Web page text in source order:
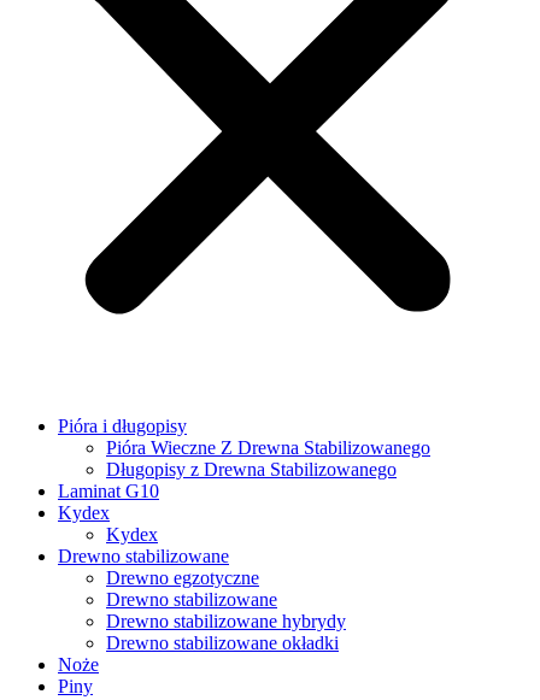
Pióra i długopisy
Pióra Wieczne Z Drewna Stabilizowanego
Długopisy z Drewna Stabilizowanego
Laminat G10
Kydex
Kydex
Drewno stabilizowane
Drewno egzotyczne
Drewno stabilizowane
Drewno stabilizowane hybrydy
Drewno stabilizowane okładki
Noże
Piny